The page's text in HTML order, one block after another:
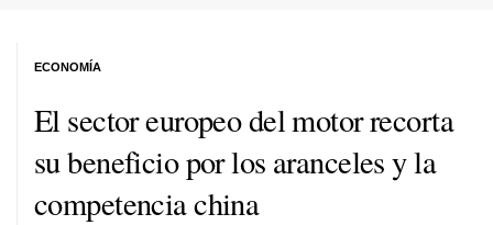
El sector europeo del motor recorta
su beneficio por los aranceles y la
competencia china
ECONOMÍA